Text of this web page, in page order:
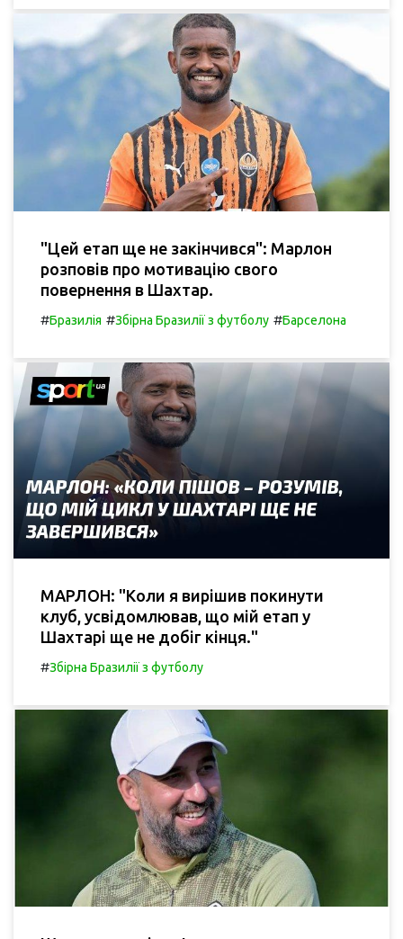
"Цей етап ще не закінчився": Марлон
розповів про мотивацію свого
повернення в Шахтар.
#Бразилія #Збірна Бразилії з футболу #Барселона
МАРЛОН: "Коли я вирішив покинути
клуб, усвідомлював, що мій етап у
Шахтарі ще не добіг кінця."
#Збірна Бразилії з футболу